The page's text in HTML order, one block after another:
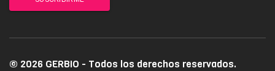
© 2026 GERBIO - Todos los derechos reservados.